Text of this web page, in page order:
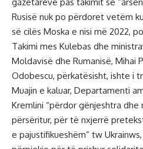
Rusisë nuk po përdoret vetëm
së cilës Moska e nisi më 2022,
Takimi mes Kulebas dhe
Moldavisë dhe Rumanisë, Mihai
Odobescu, përkatësisht, ishte i
Muajin e kaluar, Departamenti
Kremlini “përdor gënjeshtra
përsëritur, për të nxjerrë
e pajustifikueshëm” tw